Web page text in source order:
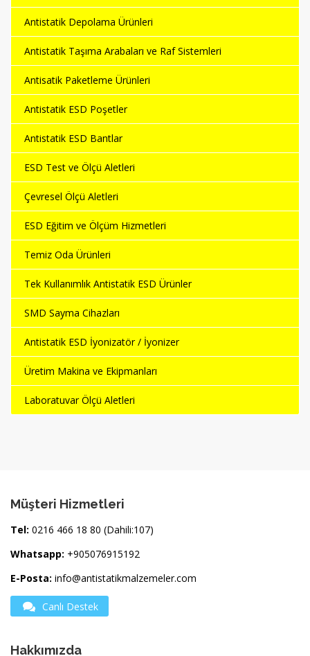
Antistatik Depolama Ürünleri
Antistatik Taşıma Arabaları ve Raf Sistemleri
Antisatik Paketleme Ürünleri
Antistatik ESD Poşetler
Antistatik ESD Bantlar
ESD Test ve Ölçü Aletleri
Çevresel Ölçü Aletleri
ESD Eğitim ve Ölçüm Hizmetleri
Temiz Oda Ürünleri
Tek Kullanımlık Antistatik ESD Ürünler
SMD Sayma Cihazları
Antistatik ESD İyonizatör / İyonizer
Üretim Makina ve Ekipmanları
Laboratuvar Ölçü Aletleri
Müşteri Hizmetleri
Tel: 0216 466 18 80 (Dahili:107)
Whatsapp: +905076915192
E-Posta: info@antistatikmalzemeler.com
Canlı Destek
Hakkımızda